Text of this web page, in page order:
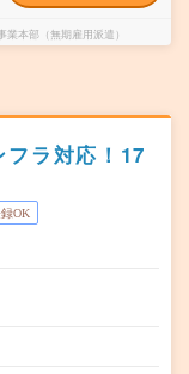
本部（無期雇用派遣）
ラ対応！17
OK